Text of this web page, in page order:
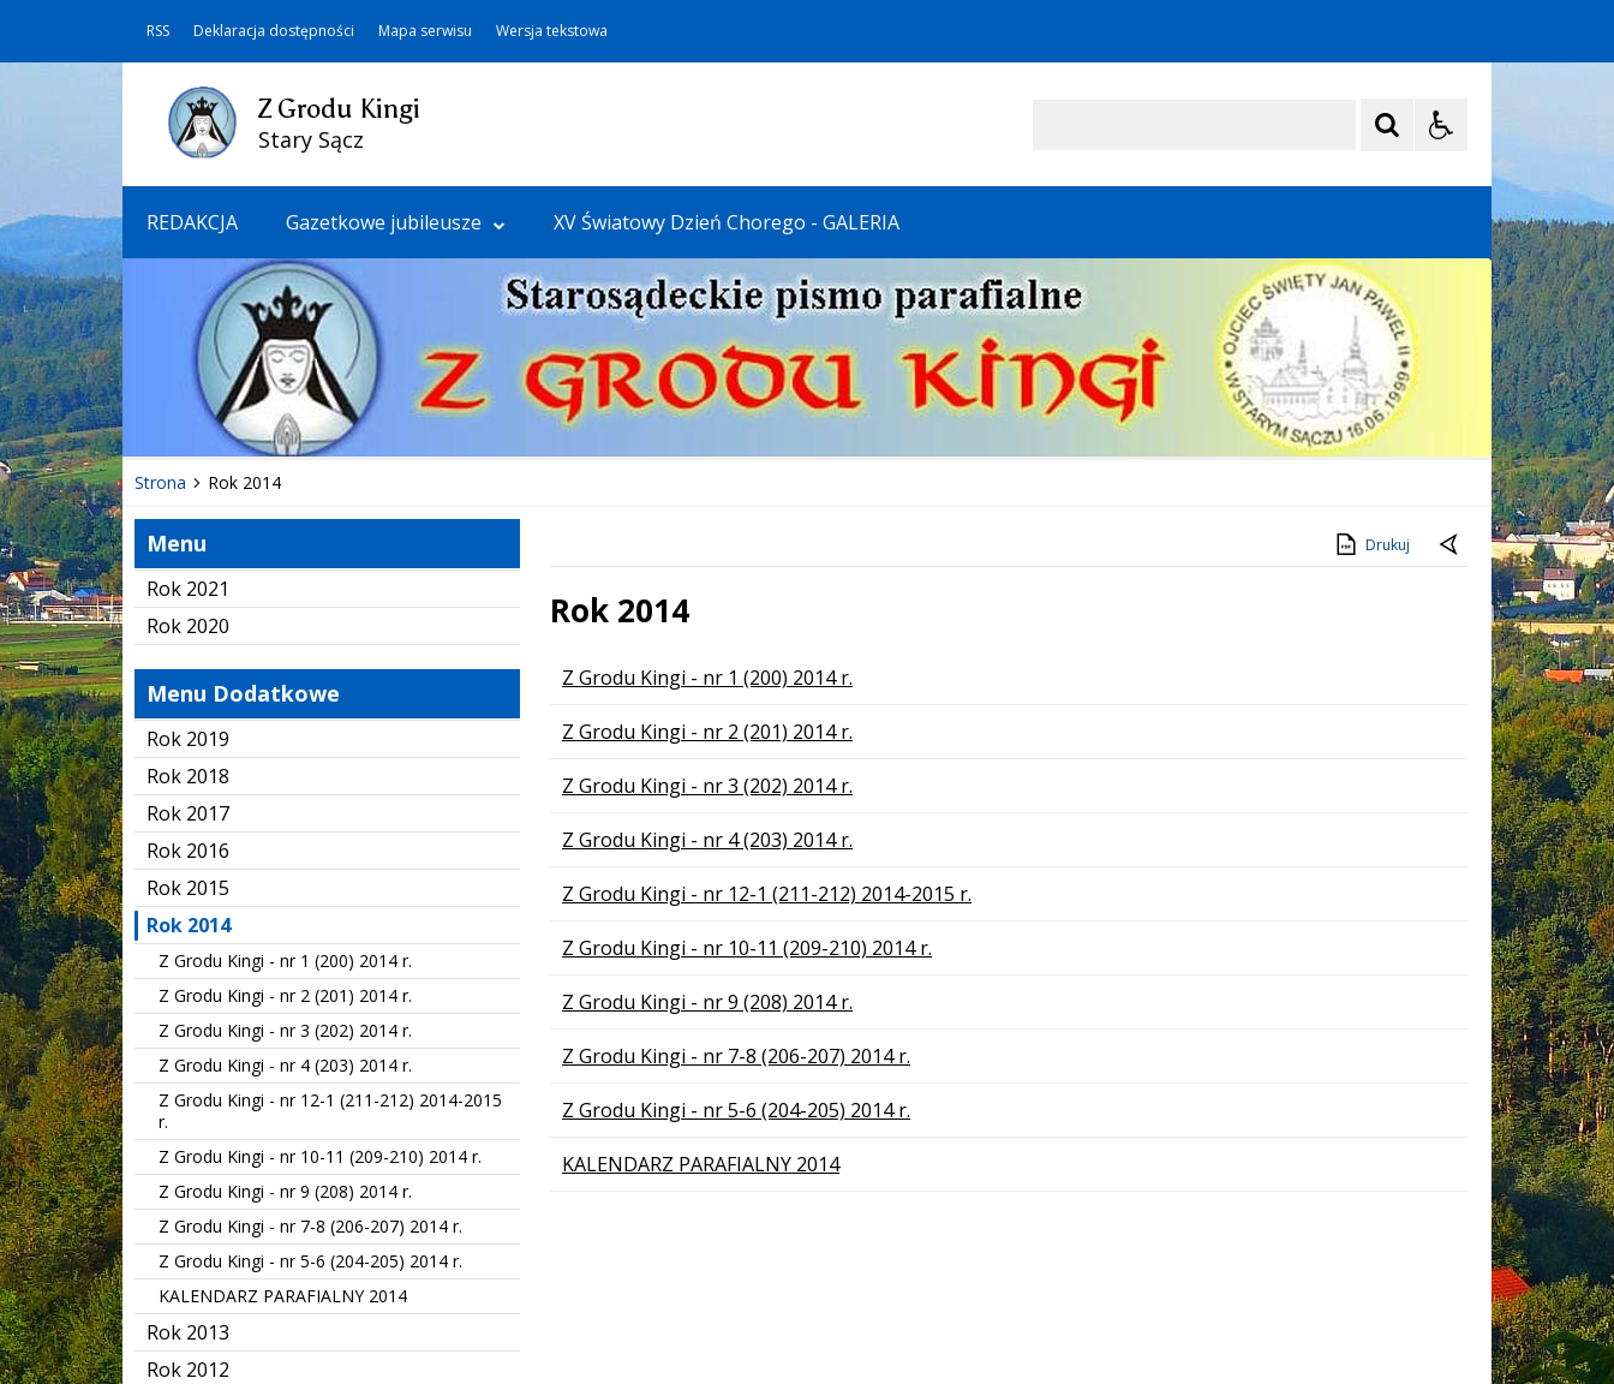
RSS Deklaracja dostępności Mapa serwisu Wersja tekstowa
Z Grodu Kingi
Stary Sącz
REDAKCJA Gazetkowe jubileusze XV Światowy Dzień Chorego - GALERIA
Strona Rok 2014
Menu
Rok 2021
Rok 2020
Menu Dodatkowe
Rok 2019
Rok 2018
Rok 2017
Rok 2016
Rok 2015
Rok 2014
Z Grodu Kingi - nr 1 (200) 2014 r.
Z Grodu Kingi - nr 2 (201) 2014 r.
Z Grodu Kingi - nr 3 (202) 2014 r.
Z Grodu Kingi - nr 4 (203) 2014 r.
Z Grodu Kingi - nr 12-1 (211-212) 2014-2015
r.
Z Grodu Kingi - nr 10-11 (209-210) 2014 r.
Z Grodu Kingi - nr 9 (208) 2014 r.
Z Grodu Kingi - nr 7-8 (206-207) 2014 r.
Z Grodu Kingi - nr 5-6 (204-205) 2014 r.
KALENDARZ PARAFIALNY 2014
Rok 2013
Rok 2012
Drukuj
Rok 2014
Lista stron
Z Grodu Kingi - nr 1 (200) 2014 r.
Z Grodu Kingi - nr 2 (201) 2014 r.
Z Grodu Kingi - nr 3 (202) 2014 r.
Z Grodu Kingi - nr 4 (203) 2014 r.
Z Grodu Kingi - nr 12-1 (211-212) 2014-2015 r.
Z Grodu Kingi - nr 10-11 (209-210) 2014 r.
Z Grodu Kingi - nr 9 (208) 2014 r.
Z Grodu Kingi - nr 7-8 (206-207) 2014 r.
Z Grodu Kingi - nr 5-6 (204-205) 2014 r.
KALENDARZ PARAFIALNY 2014